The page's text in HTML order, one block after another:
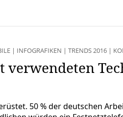
| INFOGRAFIKEN | TRENDS 2016 |
50 % der deutschen